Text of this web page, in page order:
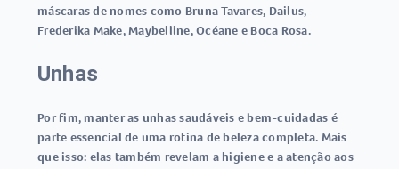
máscaras de nomes como Bruna Tavares, Dailus,
Frederika Make, Maybelline, Océane e Boca Rosa.
Unhas
Por fim, manter as unhas saudáveis e bem-cuidadas é
parte essencial de uma rotina de beleza completa. Mais
que isso: elas também revelam a higiene e a atenção aos